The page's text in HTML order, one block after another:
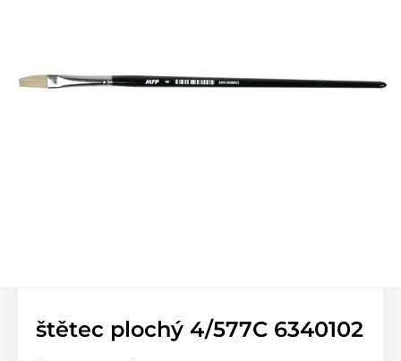
štětec plochý 4/577C 6340102